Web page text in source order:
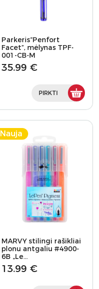
Parkeris”Penfort
Facet”, mėlynas TPF-
001-CB-M
35.99 €
PIRKTI
Nauja
MARVY stilingi rašikliai
plonu antgaliu #4900-
6B „Le…
13.99 €